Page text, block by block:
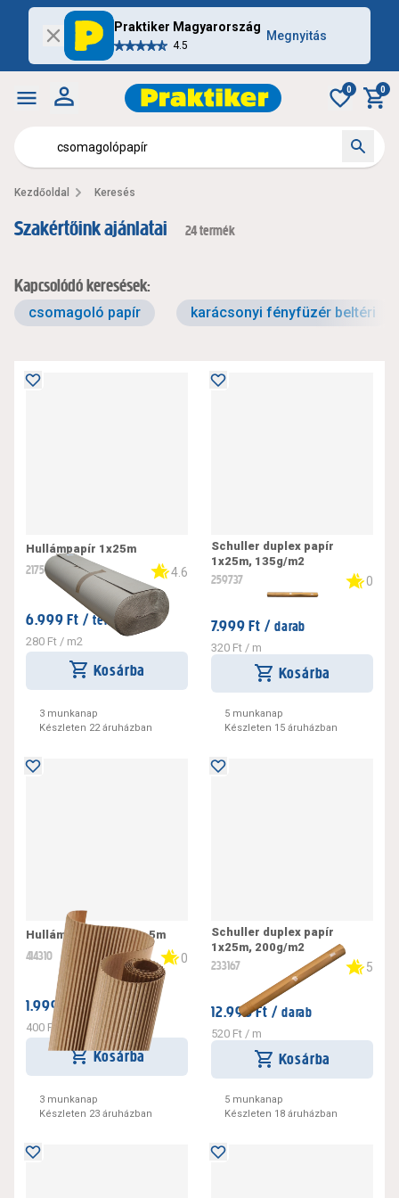
Praktiker Magyarország
4.5
Megnyitás
0 0
Kezdőoldal Keresés
Szakértőink ajánlatai 24 termék
Kapcsolódó keresések:
csomagoló papír karácsonyi fényfüzér beltéri
Hullámpapír 1x25m
217594 4.6
6.999 Ft / tekercs
280 Ft / m2
Kosárba
3 munkanap
Készleten 22 áruházban
Schuller duplex papír
1x25m, 135g/m2
259737 0
7.999 Ft / darab
320 Ft / m
Kosárba
5 munkanap
Készleten 15 áruházban
Hullámpapír 100cm x 5m
414310 0
1.999 Ft /tekercs
400 Ft / m2
Kosárba
3 munkanap
Készleten 23 áruházban
Schuller duplex papír
1x25m, 200g/m2
233167 5
12.990 Ft / darab
520 Ft / m
Kosárba
5 munkanap
Készleten 18 áruházban